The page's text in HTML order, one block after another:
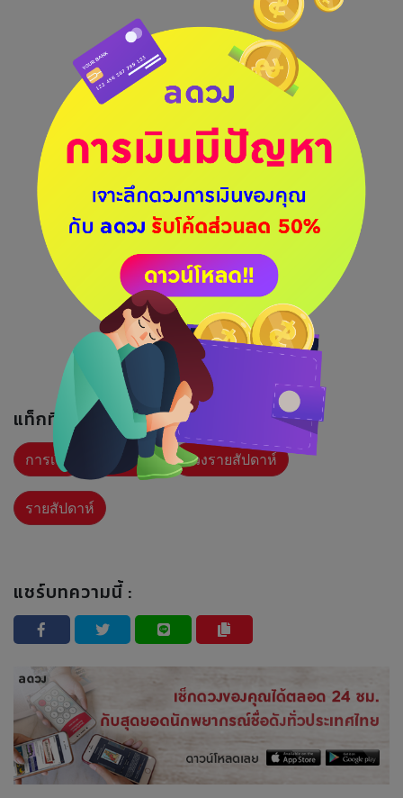
แท็กที่เกี่ยวข้อง :
การเงิน การงาน ดวงรายสัปดาห์
รายสัปดาห์
แชร์บทความนี้ :